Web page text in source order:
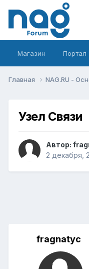
Магазин Портал
Главная NAG.RU -
Узел Связи
Автор:
2 декабря,
fragnatyc